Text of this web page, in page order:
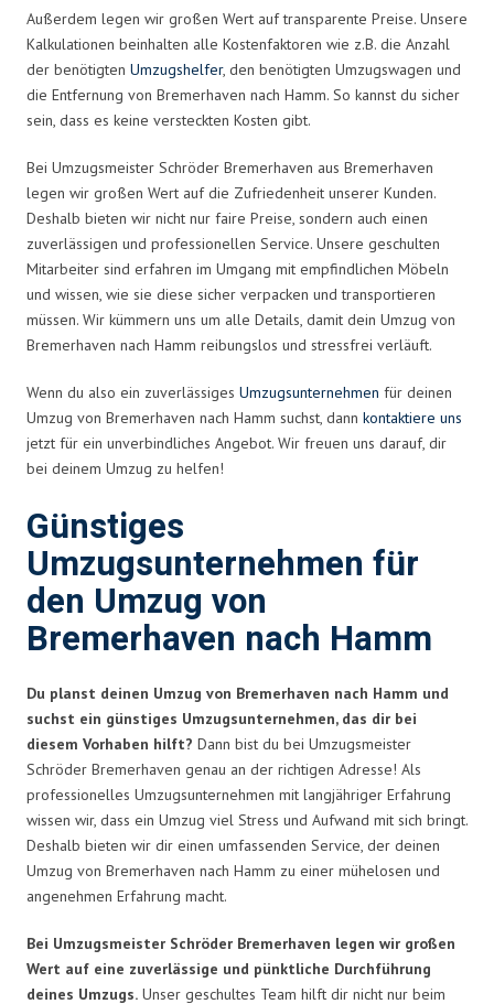
Außerdem legen wir großen Wert auf transparente Preise. Unsere
Kalkulationen beinhalten alle Kostenfaktoren wie z.B. die Anzahl
der benötigten Umzugshelfer, den benötigten Umzugswagen und
die Entfernung von Bremerhaven nach Hamm. So kannst du sicher
sein, dass es keine versteckten Kosten gibt.
Bei Umzugsmeister Schröder Bremerhaven aus Bremerhaven
legen wir großen Wert auf die Zufriedenheit unserer Kunden.
Deshalb bieten wir nicht nur faire Preise, sondern auch einen
zuverlässigen und professionellen Service. Unsere geschulten
Mitarbeiter sind erfahren im Umgang mit empfindlichen Möbeln
und wissen, wie sie diese sicher verpacken und transportieren
müssen. Wir kümmern uns um alle Details, damit dein Umzug von
Bremerhaven nach Hamm reibungslos und stressfrei verläuft.
Wenn du also ein zuverlässiges Umzugsunternehmen für deinen
Umzug von Bremerhaven nach Hamm suchst, dann kontaktiere uns
jetzt für ein unverbindliches Angebot. Wir freuen uns darauf, dir
bei deinem Umzug zu helfen!
Günstiges
Umzugsunternehmen für
den Umzug von
Bremerhaven nach Hamm
Du planst deinen Umzug von Bremerhaven nach Hamm und
suchst ein günstiges Umzugsunternehmen, das dir bei
diesem Vorhaben hilft? Dann bist du bei Umzugsmeister
Schröder Bremerhaven genau an der richtigen Adresse! Als
professionelles Umzugsunternehmen mit langjähriger Erfahrung
wissen wir, dass ein Umzug viel Stress und Aufwand mit sich bringt.
Deshalb bieten wir dir einen umfassenden Service, der deinen
Umzug von Bremerhaven nach Hamm zu einer mühelosen und
angenehmen Erfahrung macht.
Bei Umzugsmeister Schröder Bremerhaven legen wir großen
Wert auf eine zuverlässige und pünktliche Durchführung
deines Umzugs. Unser geschultes Team hilft dir nicht nur beim